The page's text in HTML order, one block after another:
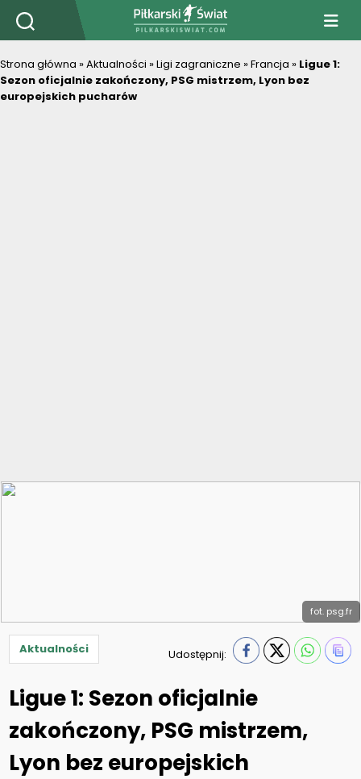
PiłkarskiSwiat.com
Strona główna »Aktualności »Ligi zagraniczne »Francja » Ligue 1:
Sezon oficjalnie zakończony, PSG mistrzem, Lyon bez
europejskich pucharów
fot. psg.fr
Aktualności Udostępnij:
Ligue 1: Sezon oficjalnie
zakończony, PSG mistrzem,
Lyon bez europejskich